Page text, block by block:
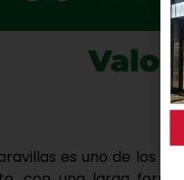
es uno de los